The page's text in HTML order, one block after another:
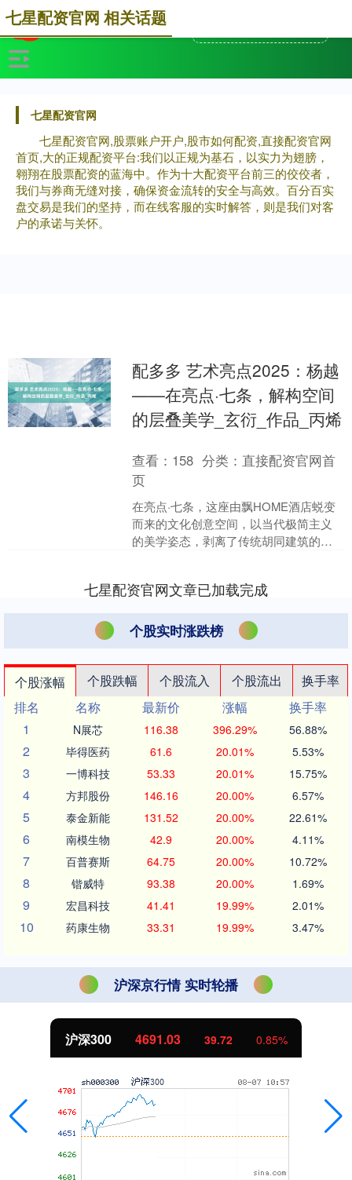
七星配资官网
七星配资官网,股票账户开户,股市如何配资,直接配资官网
首页,大的正规配资平台:我们以正规为基石，以实力为翅膀，
翱翔在股票配资的蓝海中。作为十大配资平台前三的佼佼者，
我们与券商无缝对接，确保资金流转的安全与高效。百分百实
盘交易是我们的坚持，而在线客服的实时解答，则是我们对客
户的承诺与关怀。
七星配资官网 相关话题
配多多 艺术亮点2025：杨越
——在亮点·七条，解构空间
的层叠美学_玄衍_作品_丙烯
查看： 158 分类： 直接配资官网首
页
在亮点·七条，这座由飘HOME酒店蜕变
而来的文化创意空间，以当代极简主义
的美学姿态，剥离了传统胡同建筑的岁
七星配资官网文章已加载完成
个股实时涨跌榜
个股涨幅 个股跌幅 个股流入 个股流出
换手率
排名
名称 最新价 涨幅
换手率
1
N展芯 116.38 396.29% 56.88%
2 毕得医药 61.6 20.01% 5.53%
3 一博科技 53.33 20.01% 15.75%
4 方邦股份 146.16 20.00% 6.57%
5 泰金新能 131.52 20.00% 22.61%
6 南模生物 42.9 20.00% 4.11%
7 百普赛斯 64.75 20.00% 10.72%
8 锴威特 93.38 20.00% 1.69%
9 宏昌科技 41.41 19.99% 2.01%
10 药康生物 33.31 19.99% 3.47%
沪深京行情 实时轮播
沪深300 4691.03 39.72 0.85%